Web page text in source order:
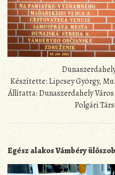
Készítette: Lipcsey György,
Állítatta: Dunaszerdahely
Polgári
Egész alakos Vámbéry